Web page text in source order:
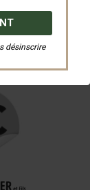
désinscrire